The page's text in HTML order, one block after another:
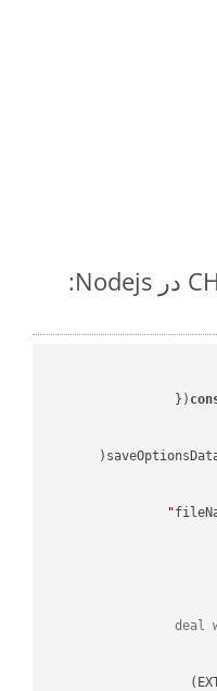
نحوه تبدیل CHM to HTML در Nodejs: